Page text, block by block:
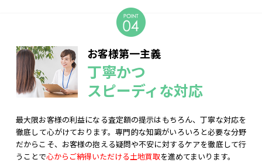
お客様第一主義
丁寧かつ
スピーディな対応
最大限お客様の利益になる査定額の提示はもちろん、丁寧な対応を
徹底して心がけております。専門的な知識がいろいろと必要な分野
だからこそ、お客様の抱える疑問や不安に対するケアを徹底して行
うことで心からご納得いただける土地買取を進めてまいります。